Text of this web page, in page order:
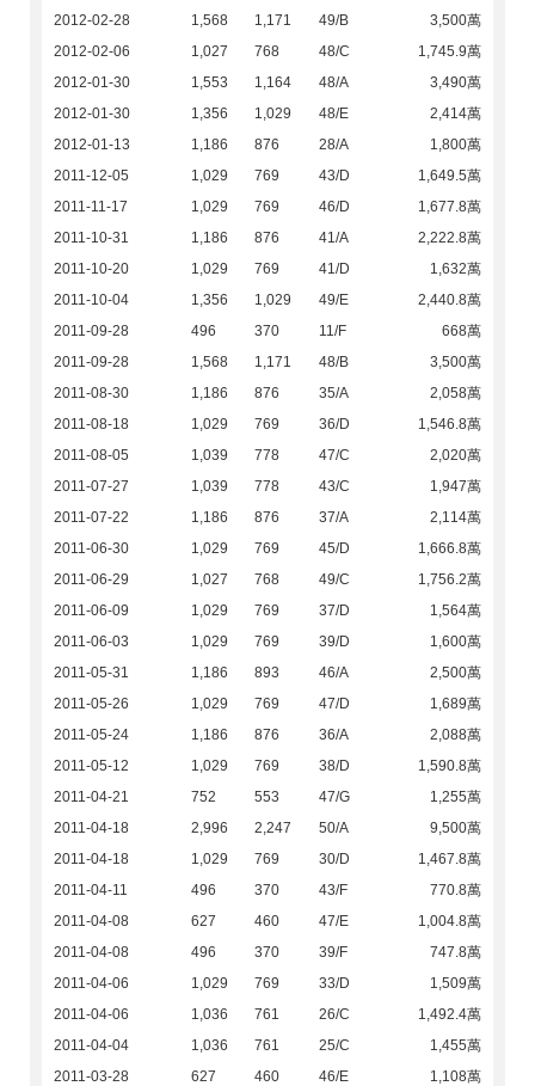
2012-02-28
1,568 1,171 49/B
3,500萬
2012-02-06
1,027 768 48/C
1,745.9萬
2012-01-30
1,553 1,164 48/A
3,490萬
2012-01-30
1,356 1,029 48/E
2,414萬
2012-01-13
1,186 876 28/A
1,800萬
2011-12-05
1,029 769 43/D
1,649.5萬
2011-11-17
1,029 769 46/D
1,677.8萬
2011-10-31
1,186 876 41/A
2,222.8萬
2011-10-20
1,029 769 41/D
1,632萬
2011-10-04
1,356 1,029 49/E
2,440.8萬
2011-09-28
496 370 11/F
668萬
2011-09-28
1,568 1,171 48/B
3,500萬
2011-08-30
1,186 876 35/A
2,058萬
2011-08-18
1,029 769 36/D
1,546.8萬
2011-08-05
1,039 778 47/C
2,020萬
2011-07-27
1,039 778 43/C
1,947萬
2011-07-22
1,186 876 37/A
2,114萬
2011-06-30
1,029 769 45/D
1,666.8萬
2011-06-29
1,027 768 49/C
1,756.2萬
2011-06-09
1,029 769 37/D
1,564萬
2011-06-03
1,029 769 39/D
1,600萬
2011-05-31
1,186 893 46/A
2,500萬
2011-05-26
1,029 769 47/D
1,689萬
2011-05-24
1,186 876 36/A
2,088萬
2011-05-12
1,029 769 38/D
1,590.8萬
2011-04-21
752 553 47/G
1,255萬
2011-04-18
2,996 2,247 50/A
9,500萬
2011-04-18
1,029 769 30/D
1,467.8萬
2011-04-11
496 370 43/F
770.8萬
2011-04-08
627 460 47/E
1,004.8萬
2011-04-08
496 370 39/F
747.8萬
2011-04-06
1,029 769 33/D
1,509萬
2011-04-06
1,036 761 26/C
1,492.4萬
2011-04-04
1,036 761 25/C
1,455萬
2011-03-28
627 460 46/E 1,108萬